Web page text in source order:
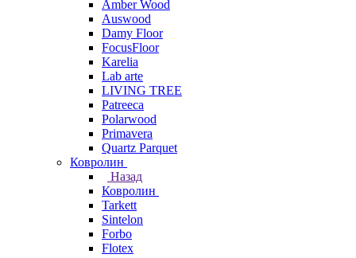
Amber Wood
Auswood
Damy Floor
FocusFloor
Karelia
Lab arte
LIVING TREE
Patreeca
Polarwood
Primavera
Quartz Parquet
Ковролин
Назад
Ковролин
Tarkett
Sintelon
Forbo
Flotex